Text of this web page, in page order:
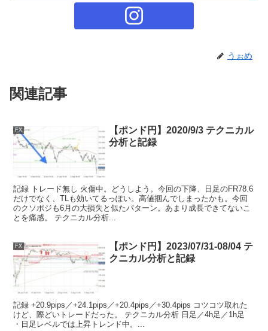
うぉめ
関連記事
FX
【ポンド円】2020/9/3 テクニカル
分析と記録
記録 トレード無し 火傷中。どうしよう。今回の下降、日足のFR78.6
だけでなく、TLも効いてるっぽい。高値掴んでしまったかも。今回
のクソポジも6月の大損失と似たパターン。あまり成長できてないこ
とを痛感。 テクニカル分析...
FX
【ポンド円】2023/07/31-08/04 テ
クニカル分析と記録
記録 +20.9pips／+24.1pips／+20.4pips／+30.4pips コツコツ取れた
けど、際どいトレードだった。 テクニカル分析 日足／4h足／1h足
・日足レベルでは上昇トレンド中。...